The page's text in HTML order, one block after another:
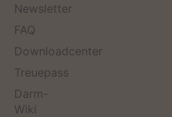
Newsletter
FAQ
Downloadcenter
Treuepass
Darm-
Wiki